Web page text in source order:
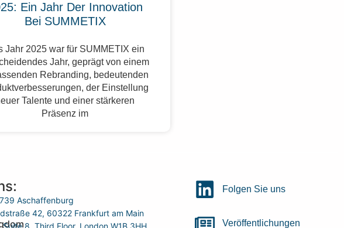
Ein Jahr Der Innovation
Bei SUMMETIX
Jahr 2025 war für SUMMETIX ein
Jahr, geprägt von einem
Rebranding, bedeutenden
der Einstellung
Talente und einer stärkeren
Präsenz im
Aschaffenburg
42, 60322 Frankfurt am Main
Folgen Sie uns
Veröffentlichungen